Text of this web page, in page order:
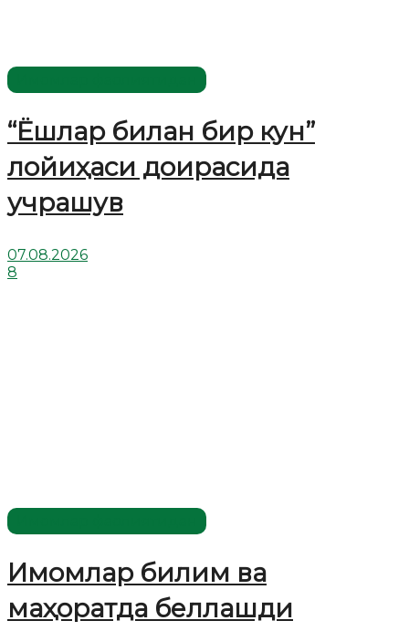
“Ёшлар билан бир кун”
лойиҳаси доирасида
учрашув
07.08.2026
8
Имомлар билим ва
маҳоратда беллашди